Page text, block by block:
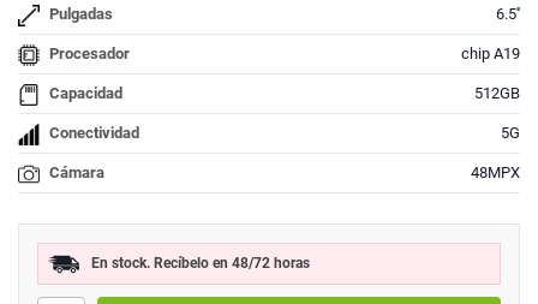
Pulgadas 6.5''
Procesador chip A19
Capacidad 512GB
Conectividad 5G
Cámara 48MPX
En stock. Recíbelo en 48/72 horas